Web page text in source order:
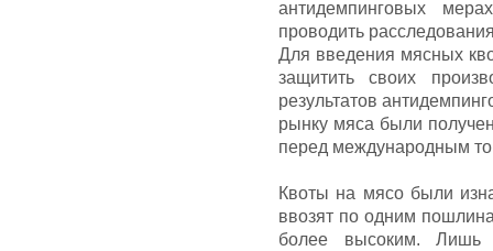
антидемпинговых
проводить
Для введения мясных
защитить своих
результатов
рынку мяса были
перед международным
Квоты на мясо были
ввозят по одним
более высоким. Лишь